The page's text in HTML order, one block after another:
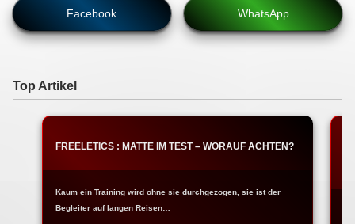
Facebook WhatsApp
Top Artikel
FREELETICS : MATTE IM TEST – WORAUF ACHTEN?
Kaum ein Training wird ohne sie durchgezogen, sie ist der
Begleiter auf langen Reisen…